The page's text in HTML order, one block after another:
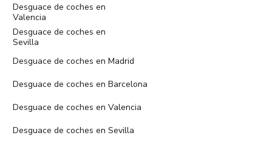
Desguace de coches en
Valencia
Desguace de coches en
Sevilla
Desguace de coches en Madrid
Desguace de coches en Barcelona
Desguace de coches en Valencia
Desguace de coches en Sevilla